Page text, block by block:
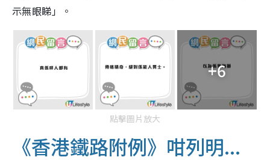
示無眼睇」。
+6
點擊圖片放大
《香港鐵路附例》咁列明...